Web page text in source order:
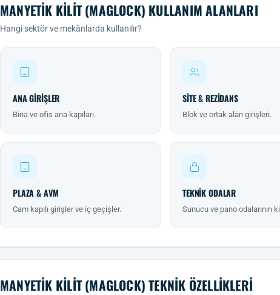
MANYETIK KILIT (MAGLOCK) KULLANIM ALANLARI
Hangi sektör ve mekânlarda kullanılır?
ANA GIRIŞLER
Bina ve ofis ana kapıları.
SITE & REZIDANS
Blok ve ortak alan girişleri.
PLAZA & AVM
Cam kapılı girişler ve iç geçişler.
TEKNIK ODALAR
Sunucu ve pano odalarının
MANYETIK KILIT (MAGLOCK) TEKNIK ÖZELLIKLERI